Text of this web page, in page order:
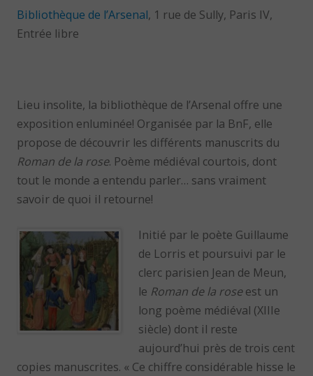
Bibliothèque de l’Arsenal, 1 rue de Sully, Paris IV,
Entrée libre
Lieu insolite, la bibliothèque de l’Arsenal offre une
exposition enluminée! Organisée par la BnF, elle
propose de découvrir les différents manuscrits du
Roman de la rose. Poème médiéval courtois, dont
tout le monde a entendu parler… sans vraiment
savoir de quoi il retourne!
Initié par le poète Guillaume
de Lorris et poursuivi par le
clerc parisien Jean de Meun,
le Roman de la roseest un
long poème médiéval (XIIIe
siècle) dont il reste
aujourd’hui près de trois cent
copies manuscrites. « Ce chiffre considérable hisse le